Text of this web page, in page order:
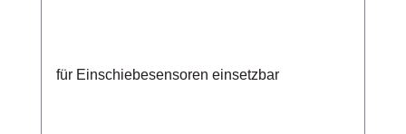
für Einschiebesensoren einsetzbar